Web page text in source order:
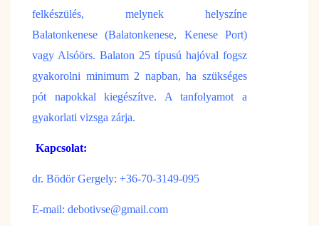
felkészülés, melynek helyszíne
Balatonkenese (Balatonkenese, Kenese Port)
vagy Alsóörs. Balaton 25 típusú hajóval fogsz
gyakorolni minimum 2 napban, ha szükséges
pót napokkal kiegészítve. A tanfolyamot a
gyakorlati vizsga zárja.
Kapcsolat:
dr. Bödör Gergely: +36-70-3149-095
E-mail: debotivse@gmail.com